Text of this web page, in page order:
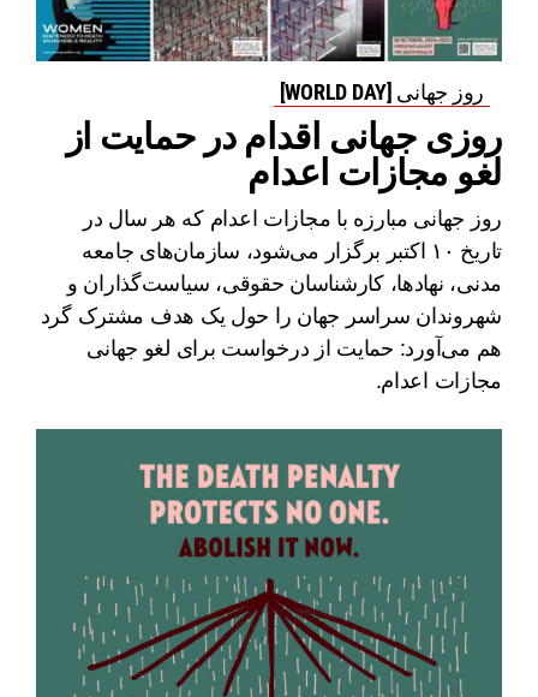
روز جهانی [WORLD DAY]
روزی جهانی اقدام در حمایت از
لغو مجازات اعدام
روز جهانی مبارزه با مجازات اعدام که هر سال در
تاریخ ۱۰ اکتبر برگزار می‌شود، سازمان‌های جامعه
مدنی، نهادها، کارشناسان حقوقی، سیاست‌گذاران و
شهروندان سراسر جهان را حول یک هدف مشترک گرد
هم می‌آورد: حمایت از درخواست برای لغو جهانی
مجازات اعدام.